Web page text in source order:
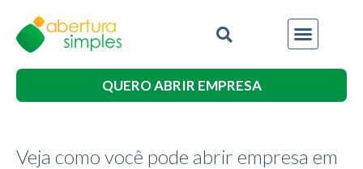
QUERO ABRIR EMPRESA
Veja como você pode abrir empresa em